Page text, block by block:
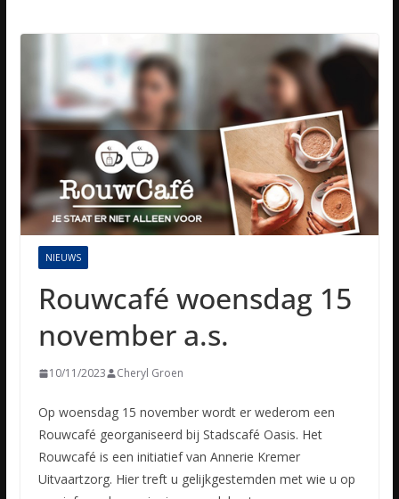
NIEUWS
Rouwcafé woensdag 15
november a.s.
10/11/2023 Cheryl Groen
Op woensdag 15 november wordt er wederom een
Rouwcafé georganiseerd bij Stadscafé Oasis. Het
Rouwcafé is een initiatief van Annerie Kremer
Uitvaartzorg. Hier treft u gelijkgestemden met wie u op